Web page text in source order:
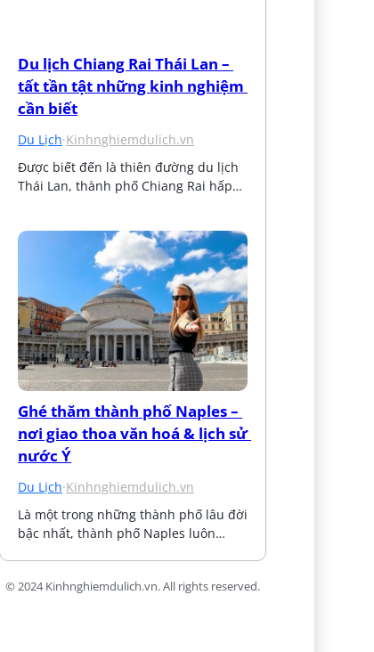
Du lịch Chiang Rai Thái Lan –
tất tần tật những kinh nghiệm
cần biết
Du Lịch·Kinhnghiemdulich.vn
Được biết đến là thiên đường du lịch
Thái Lan, thành phố Chiang Rai hấp…
Ghé thăm thành phố Naples –
nơi giao thoa văn hoá & lịch sử
nước Ý
Du Lịch·Kinhnghiemdulich.vn
Là một trong những thành phố lâu đời
bậc nhất, thành phố Naples luôn…
© 2024 Kinhnghiemdulich.vn. All rights reserved.